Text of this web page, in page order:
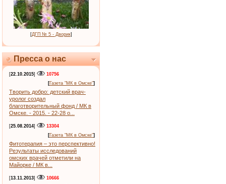
[ДГП № 5 - Дворик]
Пресса о нас
[22.10.2015]
10756
[Газета "МК в Омске"]
Творить добро: детский врач-
уролог создал
благотворительный фонд / МК в
Омске. - 2015. - 22-28 о...
[25.08.2014]
13304
[Газета "МК в Омске"]
Фитотерапия – это перспективно!
Результаты исследований
омских врачей отметили на
Майорке / МК в...
[13.11.2013]
10666